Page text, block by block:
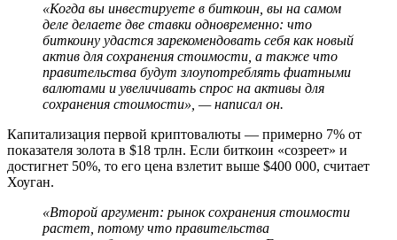
«Когда вы инвестируете в биткоин, вы на самом
деле делаете две ставки одновременно: что
биткоину удастся зарекомендовать себя как новый
актив для сохранения стоимости, а также что
правительства будут злоупотреблять фиатными
валютами и увеличивать спрос на активы для
сохранения стоимости», — написал он.
Капитализация первой криптовалюты — примерно 7% от
показателя золота в $18 трлн. Если биткоин «созреет» и
достигнет 50%, то его цена взлетит выше $400 000, считает
Хоуган.
«Второй аргумент: рынок сохранения стоимости
растет, потому что правительства